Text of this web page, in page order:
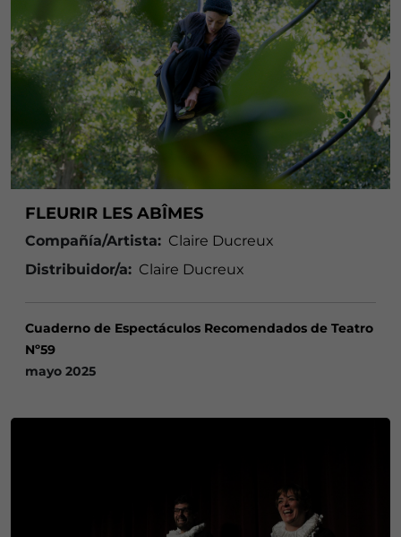
FLEURIR LES ABÎMES
Compañía/Artista: Claire Ducreux
Distribuidor/a: Claire Ducreux
Cuaderno de Espectáculos Recomendados de Teatro
Nº59
mayo 2025